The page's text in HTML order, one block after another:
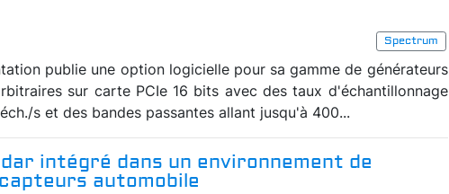
Spectrum
publie une option logicielle pour sa gamme de générateurs
sur carte PCIe 16 bits avec des taux d'échantillonnage
s et des bandes passantes allant jusqu'à 400...
intégré dans un environnement de
automobile